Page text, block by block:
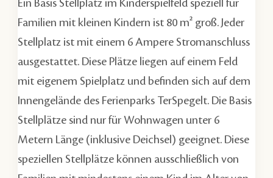
Ein Basis Stellplatz im Kinderspielfeld speziell für
Familien mit kleinen Kindern ist 80 m² groß. Jeder
Stellplatz ist mit einem 6 Ampere Stromanschluss
ausgestattet. Diese Plätze liegen auf einem Feld
mit eigenem Spielplatz und befinden sich auf dem
Innengelände des Ferienparks TerSpegelt. Die Basis
Stellplätze sind nur für Wohnwagen unter 6
Metern Länge (inklusive Deichsel) geeignet. Diese
speziellen Stellplätze können ausschließlich von